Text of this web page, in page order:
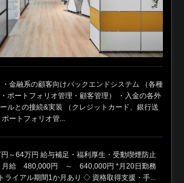
・金融系の顧客向けバックエンドシステム （各種
ポートフォリオ管理・顧客管理） ・入金の各外
ルとの接続&実装 （クレジットカード、銀行送
ートフォリオ管...
～64万円 給与補足・福利厚生・受動喫煙防止
月給 480,000円 ～ 640,000円 *月20日勤務
ライアル期間1か月あり ◇ 資格取得支援・手...